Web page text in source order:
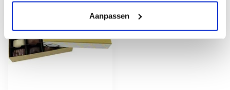
Aanpassen